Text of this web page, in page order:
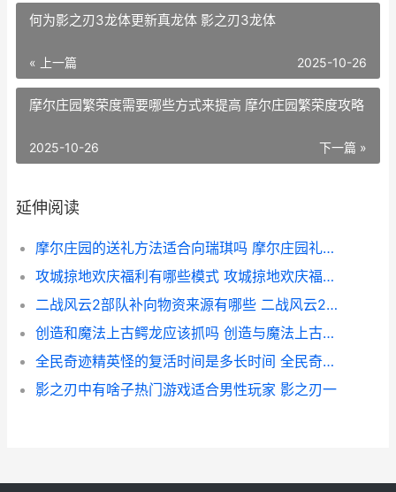
何为影之刃3龙体更新真龙体 影之刃3龙体
« 上一篇 2025-10-26
摩尔庄园繁荣度需要哪些方式来提高 摩尔庄园繁荣度攻略
下一篇 »
2025-10-26
延伸阅读
摩尔庄园的送礼方法适合向瑞琪吗 摩尔庄园礼物送给谁
攻城掠地欢庆福利有哪些模式 攻城掠地欢庆福礼拿水镜注解
二战风云2部队补向物资来源有哪些 二战风云2部队上限最高是多少
创造和魔法上古鳄龙应该抓吗 创造与魔法上古恶龙在哪?上古恶龙位置饲料介绍
全民奇迹精英怪的复活时间是多长时间 全民奇迹精灵精华是干嘛的
影之刃中有啥子热门游戏适合男性玩家 影之刃一